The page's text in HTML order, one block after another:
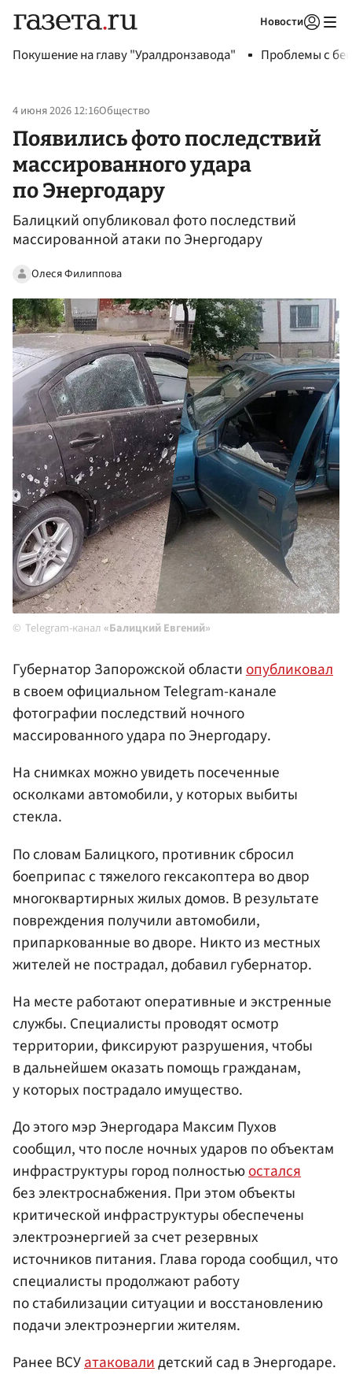
Новости
Покушение на главу "Уралдронзавода" Проблемы с
4 июня 2026 12:16Общество
Появились фото последствий
массированного удара
по Энергодару
Балицкий опубликовал фото последствий
массированной атаки по Энергодару
Олеся Филиппова
Telegram-канал «Балицкий Евгений»
Губернатор Запорожской областиопубликовал
в своем официальном Telegram-канале
фотографии последствий ночного
массированного удара по Энергодару.
На снимках можно увидеть посеченные
осколками автомобили, у которых выбиты
стекла.
По словам Балицкого, противник сбросил
боеприпас с тяжелого гексакоптера во двор
многоквартирных жилых домов. В результате
повреждения получили автомобили,
припаркованные во дворе. Никто из местных
жителей не пострадал, добавил губернатор.
На месте работают оперативные и экстренные
службы. Специалисты проводят осмотр
территории, фиксируют разрушения, чтобы
в дальнейшем оказать помощь гражданам,
у которых пострадало имущество.
До этого мэр Энергодара Максим Пухов
сообщил, что после ночных ударов по объектам
инфраструктуры город полностьюостался
без электроснабжения. При этом объекты
критической инфраструктуры обеспечены
электроэнергией за счет резервных
источников питания. Глава города сообщил, что
специалисты продолжают работу
по стабилизации ситуации и восстановлению
подачи электроэнергии жителям.
Ранее ВСУатаковалидетский сад в Энергодаре.